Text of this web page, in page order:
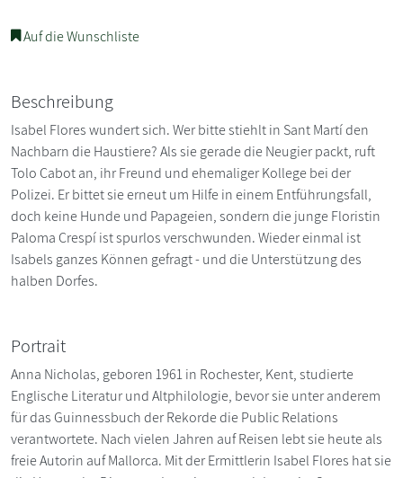
Auf die Wunschliste
Beschreibung
Isabel Flores wundert sich. Wer bitte stiehlt in Sant Martí den
Nachbarn die Haustiere? Als sie gerade die Neugier packt, ruft
Tolo Cabot an, ihr Freund und ehemaliger Kollege bei der
Polizei. Er bittet sie erneut um Hilfe in einem Entführungsfall,
doch keine Hunde und Papageien, sondern die junge Floristin
Paloma Crespí ist spurlos verschwunden. Wieder einmal ist
Isabels ganzes Können gefragt - und die Unterstützung des
halben Dorfes.
Portrait
Anna Nicholas, geboren 1961 in Rochester, Kent, studierte
Englische Literatur und Altphilologie, bevor sie unter anderem
für das Guinnessbuch der Rekorde die Public Relations
verantwortete. Nach vielen Jahren auf Reisen lebt sie heute als
freie Autorin auf Mallorca. Mit der Ermittlerin Isabel Flores hat sie